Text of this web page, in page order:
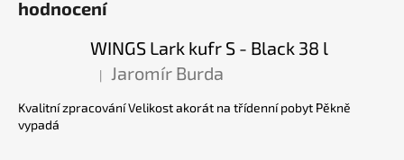
hodnocení
WINGS Lark kufr S - Black 38 l
Hodnocení produktu je 5 z 5 hvězdiček.
| Jaromír Burda
Kvalitní zpracování Velikost akorát na třídenní pobyt Pěkně
vypadá